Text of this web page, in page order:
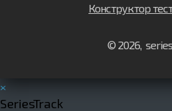
Конструктор
© 2026,
×
SeriesTrack